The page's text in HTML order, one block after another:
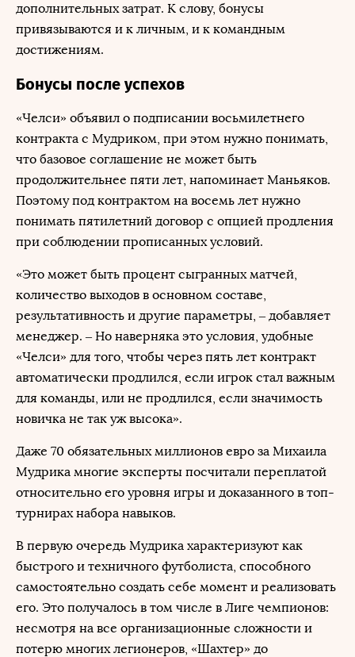
дополнительных затрат. К слову, бонусы
привязываются и к личным, и к командным
достижениям.
Бонусы после успехов
«Челси» объявил о подписании восьмилетнего
контракта с Мудриком, при этом нужно понимать,
что базовое соглашение не может быть
продолжительнее пяти лет, напоминает Маньяков.
Поэтому под контрактом на восемь лет нужно
понимать пятилетний договор с опцией продления
при соблюдении прописанных условий.
«Это может быть процент сыгранных матчей,
количество выходов в основном составе,
результативность и другие параметры, – добавляет
менеджер. – Но наверняка это условия, удобные
«Челси» для того, чтобы через пять лет контракт
автоматически продлился, если игрок стал важным
для команды, или не продлился, если значимость
новичка не так уж высока».
Даже 70 обязательных миллионов евро за Михаила
Мудрика многие эксперты посчитали переплатой
относительно его уровня игры и доказанного в топ-
турнирах набора навыков.
В первую очередь Мудрика характеризуют как
быстрого и техничного футболиста, способного
самостоятельно создать себе момент и реализовать
его. Это получалось в том числе в Лиге чемпионов:
несмотря на все организационные сложности и
потерю многих легионеров, «Шахтер» до